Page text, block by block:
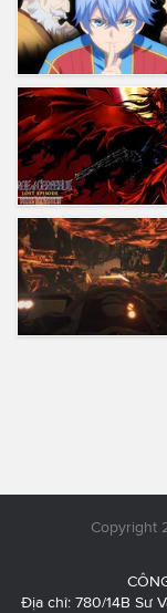
Copyright
Địa chỉ: 780/14B Sư